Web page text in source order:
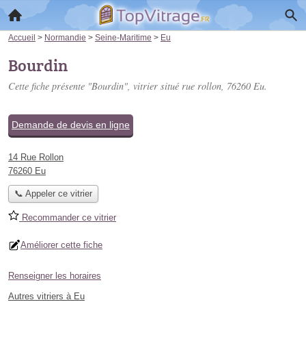
Accueil > Normandie > Seine-Maritime > Eu
Bourdin
Cette fiche présente "Bourdin", vitrier situé rue rollon, 76260 Eu.
Demande de devis en ligne
14 Rue Rollon
76260 Eu
📞 Appeler ce vitrier
Recommander ce vitrier
Améliorer cette fiche
Renseigner les horaires
Autres vitriers à Eu